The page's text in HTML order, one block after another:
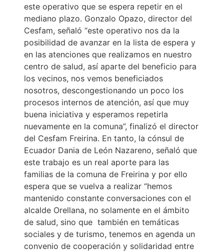
este operativo que se espera repetir en el
mediano plazo. Gonzalo Opazo, director del
Cesfam, señaló “este operativo nos da la
posibilidad de avanzar en la lista de espera y
en las atenciones que realizamos en nuestro
centro de salud, así aparte del beneficio para
los vecinos, nos vemos beneficiados
nosotros, descongestionando un poco los
procesos internos de atención, así que muy
buena iniciativa y esperamos repetirla
nuevamente en la comuna”, finalizó el director
del Cesfam Freirina. En tanto, la cónsul de
Ecuador Dania de León Nazareno, señaló que
este trabajo es un real aporte para las
familias de la comuna de Freirina y por ello
espera que se vuelva a realizar “hemos
mantenido constante conversaciones con el
alcalde Orellana, no solamente en el ámbito
de salud, sino que también en temáticas
sociales y de turismo, tenemos en agenda un
convenio de cooperación y solidaridad entre